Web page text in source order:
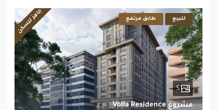
للبيع طابق مرتفع جاهز للسكن
5
مشروع Voila Residence